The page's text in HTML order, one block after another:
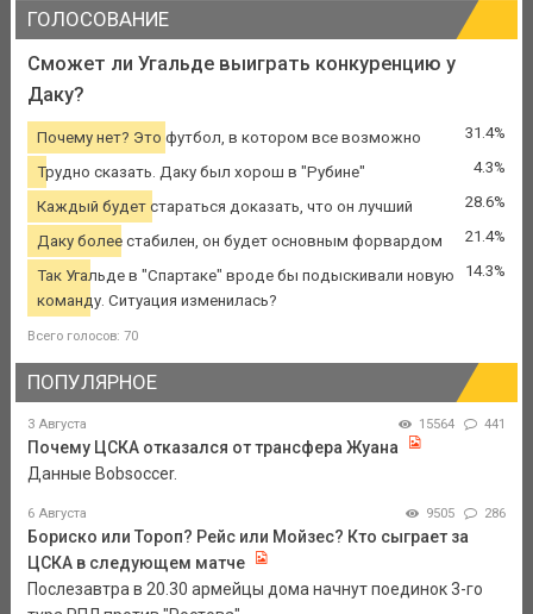
ГОЛОСОВАНИЕ
Сможет ли Угальде выиграть конкуренцию у
Даку?
Почему нет? Это футбол, в котором все возможно 31.4%
Трудно сказать. Даку был хорош в "Рубине" 4.3%
Каждый будет стараться доказать, что он лучший 28.6%
Даку более стабилен, он будет основным форвардом 21.4%
Так Угальде в "Спартаке" вроде бы подыскивали новую
команду. Ситуация изменилась?
14.3%
Всего голосов: 70
ПОПУЛЯРНОЕ
3 Августа 15564 441
Почему ЦСКА отказался от трансфера Жуана
Данные Bobsoccer.
6 Августа 9505 286
Бориско или Тороп? Рейс или Мойзес? Кто сыграет за
ЦСКА в следующем матче
Послезавтра в 20.30 армейцы дома начнут поединок 3-го